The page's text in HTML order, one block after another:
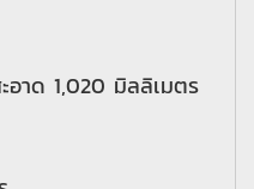
อาด 1,020 มิลลิเมตร